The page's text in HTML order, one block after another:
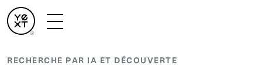
RECHERCHE PAR IA ET DÉCOUVERTE